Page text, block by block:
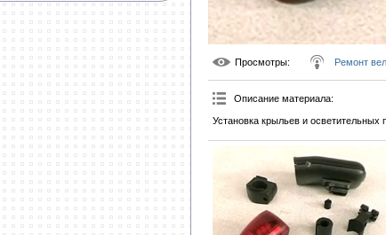
Просмотры: Ремонт
Описание материала:
Установка крыльев и осветительных